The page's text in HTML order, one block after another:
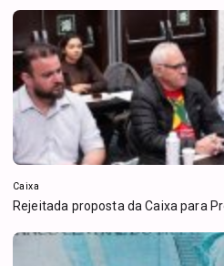
Caixa
Rejeitada proposta da Caixa para